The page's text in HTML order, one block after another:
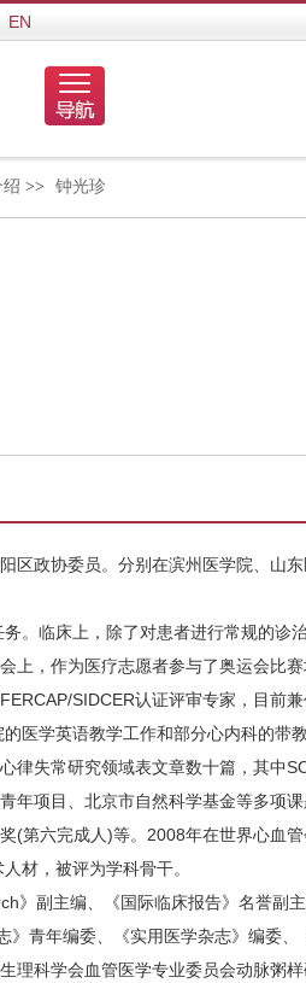
EN
>> 钟光珍
政协委员。分别在滨州医学院、山
临床上，除了对患者进行常规的诊
上，作为医疗志愿者参与了奥运会比赛
SIDCER认证评审专家，目前兼
学英语教学工作和部分心内科的带教
失常研究领域表文章数十篇，其中
年项目、北京市自然科学基金等多项
(第六完成人)等。2008年在世界心
材，被评为学科骨干。
副主编、《国际临床报告》名誉副
青年编委、《实用医学杂志》编委
理科学会血管医学专业委员会动脉粥